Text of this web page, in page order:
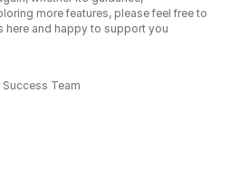
more features, please feel free to
here and happy to support you
Team